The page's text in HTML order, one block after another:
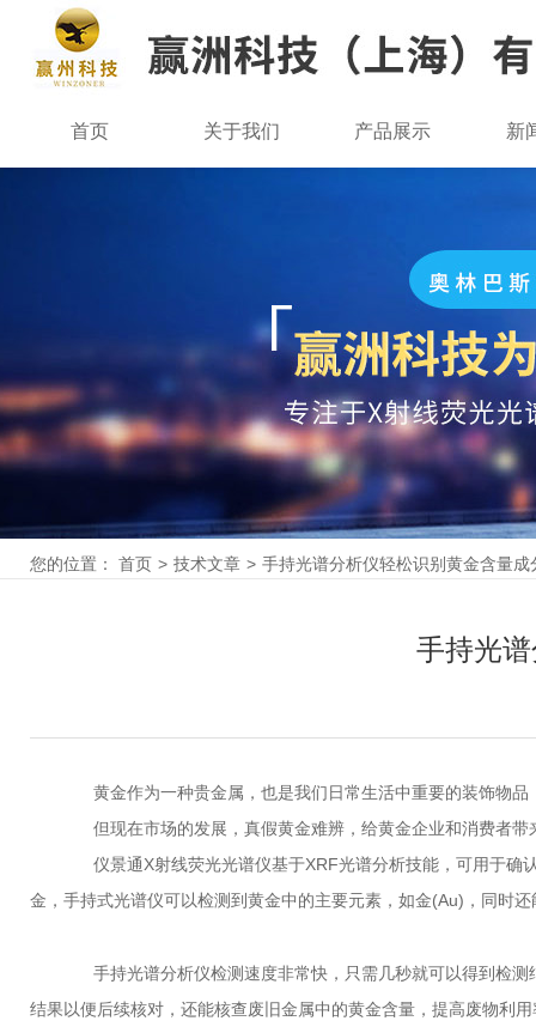
首页 关于我们 产品展示 新
您的位置： 首页 > 技术文章 > 手持光谱分析仪轻松识别黄金含量
手持光
黄金作为一种贵金属，也是我们日常生活中重要的装饰物品
但现在市场的发展，真假黄金难辨，给黄金企业和消费者带
仪景通X射线荧光光谱仪基于XRF光谱分析技能，可用于确
金，手持式光谱仪可以检测到黄金中的主要元素，如金(Au)，同时
手持光谱分析仪检测速度非常快，只需几秒就可以得到检测
结果以便后续核对，还能核查废旧金属中的黄金含量，提高废物利